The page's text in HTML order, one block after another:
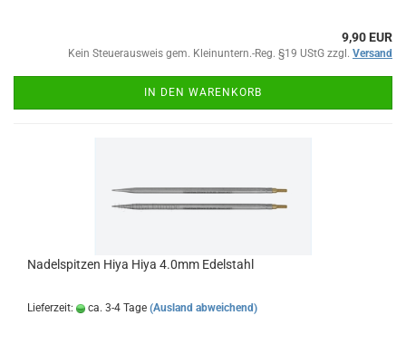
9,90 EUR
Kein Steuerausweis gem. Kleinuntern.-Reg. §19 UStG zzgl. Versand
IN DEN WARENKORB
Nadelspitzen Hiya Hiya 4.0mm Edelstahl
Lieferzeit: ca. 3-4 Tage (Ausland abweichend)